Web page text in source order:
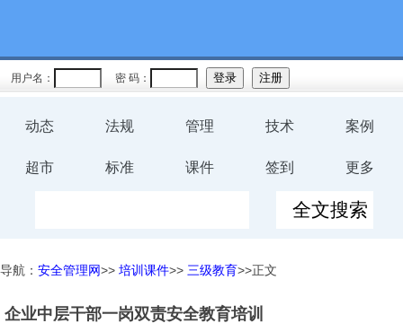
用户名： 密 码：
动态 法规 管理 技术 案例
超市 标准 课件 签到 更多
规程
预案
评价
生
环保
导航： 安全管理网>> 培训课件>> 三级教育>>正文
企业中层干部一岗双责安全教育培训